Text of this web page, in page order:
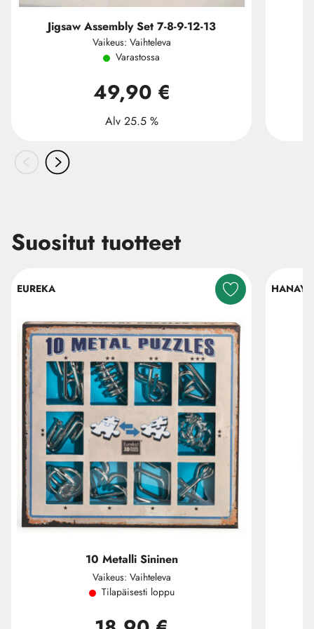
Jigsaw Assembly Set 7-8-9-12-13
Vaikeus: Vaihteleva
Varastossa
49,90 €
Alv 25.5 %
Suositut tuotteet
EUREKA
10 Metalli Sininen
Vaikeus: Vaihteleva
Tilapäisesti loppu